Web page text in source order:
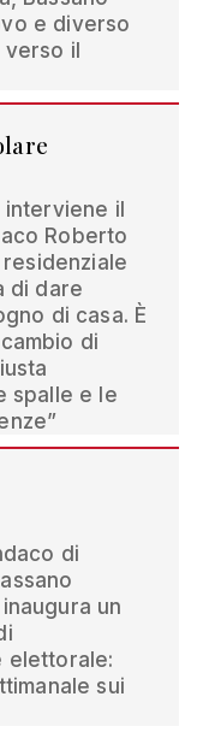
e diverso
il
il
Roberto
residenziale
di dare
di casa. È
di
spalle e le
di
un
elettorale:
sui